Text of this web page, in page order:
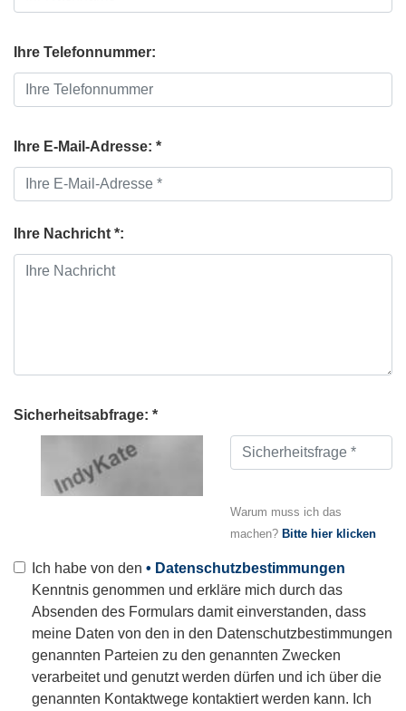
Ihre Telefonnummer:
Ihre E-Mail-Adresse: *
Ihre Nachricht *:
Sicherheitsabfrage: *
Warum muss ich das
machen? Bitte hier klicken
Ich habe von den • Datenschutzbestimmungen
Kenntnis genommen und erkläre mich durch das
Absenden des Formulars damit einverstanden, dass
meine Daten von den in den Datenschutzbestimmungen
genannten Parteien zu den genannten Zwecken
verarbeitet und genutzt werden dürfen und ich über die
genannten Kontaktwege kontaktiert werden kann. Ich